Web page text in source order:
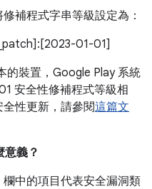
補程式字串等級設定為：
01-01]
的裝置，Google Play 系統
安全性修補程式等級相
性更新，請參閱這篇文
意義？
欄中的項目代表安全漏洞類